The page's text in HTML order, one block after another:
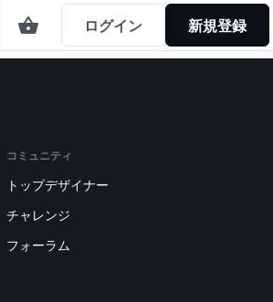
ログイン 新規登録
コミュニティ
トップデザイナー
チャレンジ
フォーラム